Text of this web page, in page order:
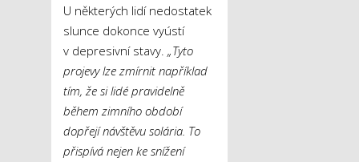
U některých lidí nedostatek
slunce dokonce vyústí
v depresivní stavy. „Tyto
projevy lze zmírnit například
tím, že si lidé pravidelně
během zimního období
dopřejí návštěvu solária. To
přispívá nejen ke snížení